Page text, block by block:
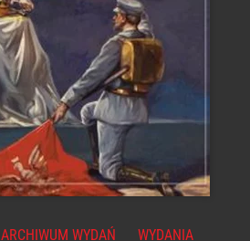
ARCHIWUM WYDAŃ
WYDANIA